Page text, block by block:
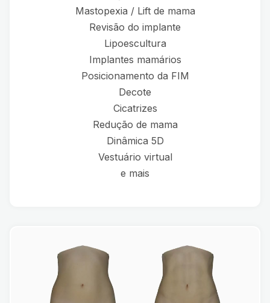
Mastopexia / Lift de mama
Revisão do implante
Lipoescultura
Implantes mamários
Posicionamento da FIM
Decote
Cicatrizes
Redução de mama
Dinâmica 5D
Vestuário virtual
e mais